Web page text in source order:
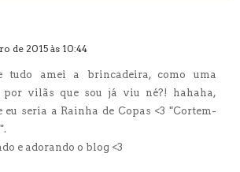
de 2015 às 10:44
tudo amei a brincadeira, como uma
por vilãs que sou já viu né?! hahaha,
eu seria a Rainha de Copas <3 "Cortem-
e adorando o blog <3